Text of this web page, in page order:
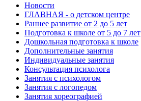
Новости
ГЛАВНАЯ - о детском центре
Раннее развитие от 2 до 5 лет
Подготовка к школе от 5 до 7 лет
Дошкольная подготовка к школе
Дополнительные занятия
Индивидуальные занятия
Консультация психолога
Занятия с психологом
Занятия с логопедом
Занятия хореографией